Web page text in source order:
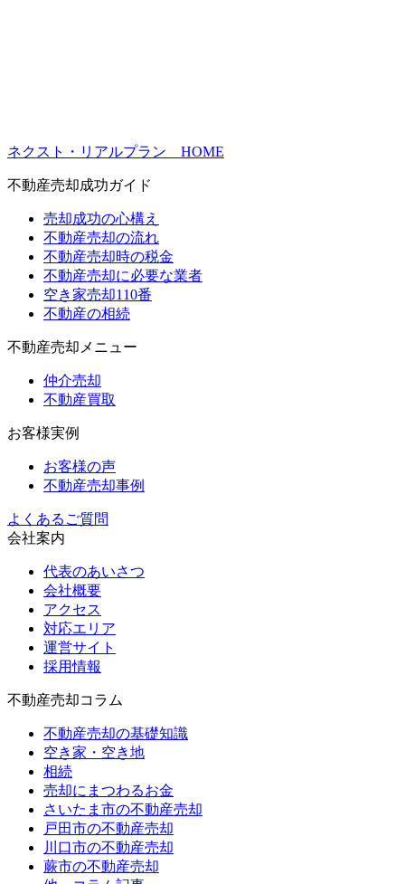
ネクスト・リアルプラン HOME
不動産売却成功ガイド
売却成功の心構え
不動産売却の流れ
不動産売却時の税金
不動産売却に必要な業者
空き家売却110番
不動産の相続
不動産売却メニュー
仲介売却
不動産買取
お客様実例
お客様の声
不動産売却事例
よくあるご質問
会社案内
代表のあいさつ
会社概要
アクセス
対応エリア
運営サイト
採用情報
不動産売却コラム
不動産売却の基礎知識
空き家・空き地
相続
売却にまつわるお金
さいたま市の不動産売却
戸田市の不動産売却
川口市の不動産売却
蕨市の不動産売却